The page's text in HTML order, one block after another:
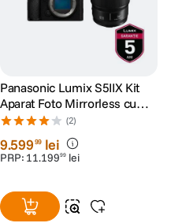
Panasonic Lumix S5IIX Kit
Aparat Foto Mirrorless cu
Obiectiv 50mm F1.8
(2)
9.59999 lei
PRP: 11.19999 lei